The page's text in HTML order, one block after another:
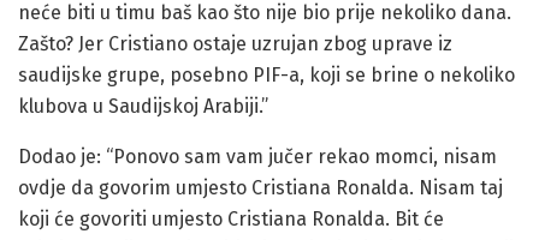
neće biti u timu baš kao što nije bio prije nekoliko dana.
Zašto? Jer Cristiano ostaje uzrujan zbog uprave iz
saudijske grupe, posebno PIF-a, koji se brine o nekoliko
klubova u Saudijskoj Arabiji.”
Dodao je: “Ponovo sam vam jučer rekao momci, nisam
ovdje da govorim umjesto Cristiana Ronalda. Nisam taj
koji će govoriti umjesto Cristiana Ronalda. Bit će